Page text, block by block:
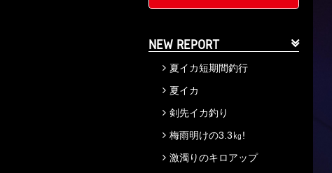
NEW REPORT
夏イカ短期間釣行
夏イカ
剣先イカ釣り
梅雨明けの3.3㎏!
激濁りのキロアップ